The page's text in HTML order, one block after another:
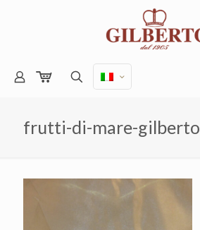
frutti-di-mare-gilberto